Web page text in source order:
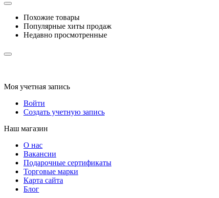
Похожие товары
Популярные хиты продаж
Недавно просмотренные
Моя учетная запись
Войти
Создать учетную запись
Наш магазин
О нас
Вакансии
Подарочные сертификаты
Торговые марки
Карта сайта
Блог